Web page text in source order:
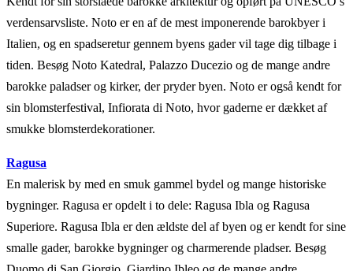
verdensarvsliste. Noto er en af de mest imponerende barokbyer i
Italien, og en spadseretur gennem byens gader vil tage dig tilbage i
tiden. Besøg Noto Katedral, Palazzo Ducezio og de mange andre
barokke paladser og kirker, der pryder byen. Noto er også kendt for
sin blomsterfestival, Infiorata di Noto, hvor gaderne er dækket af
smukke blomsterdekorationer.
Ragusa
En malerisk by med en smuk gammel bydel og mange historiske
bygninger. Ragusa er opdelt i to dele: Ragusa Ibla og Ragusa
Superiore. Ragusa Ibla er den ældste del af byen og er kendt for sine
smalle gader, barokke bygninger og charmerende pladser. Besøg